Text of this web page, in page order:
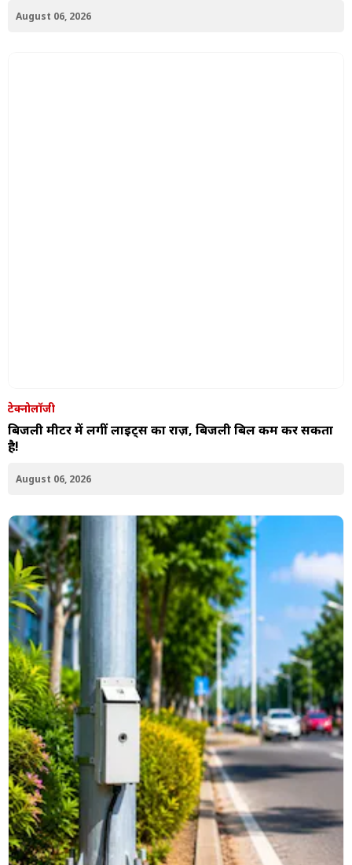
August 06, 2026
टेक्नोलॉजी
बिजली मीटर में लगीं लाइट्स का राज़, बिजली बिल कम कर सकता
है!
August 06, 2026